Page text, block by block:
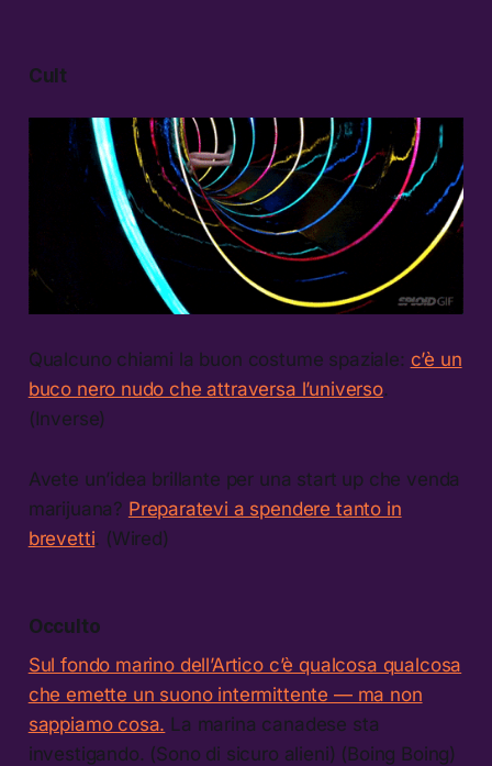
Cult
Qualcuno chiami la buon costume spaziale: c’è un
buco nero nudo che attraversa l’universo.
(Inverse)
Avete un’idea brillante per una start up che venda
marijuana? Preparatevi a spendere tanto in
brevetti. (Wired)
Occulto
Sul fondo marino dell’Artico c’è qualcosa qualcosa
che emette un suono intermittente — ma non
sappiamo cosa. La marina canadese sta
investigando. (Sono di sicuro alieni) (Boing Boing)